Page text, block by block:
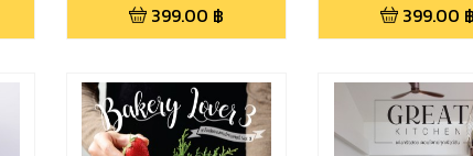
399.00 ฿ 399.00 ฿